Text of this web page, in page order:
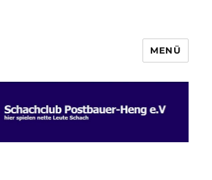
Postbauer-Heng e.V.
MENÜ